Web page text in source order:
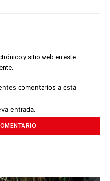
y sitio web en este
comentarios a esta
entrada.